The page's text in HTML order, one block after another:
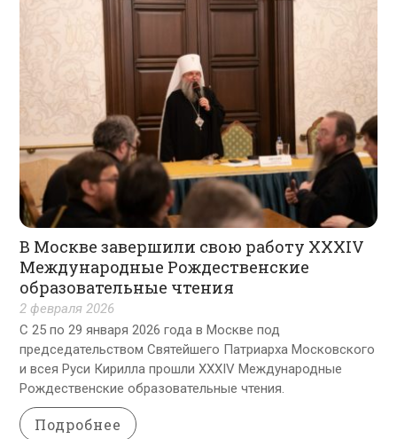
В Москве завершили свою работу XXXIV
Международные Рождественские
образовательные чтения
2 февраля 2026
С 25 по 29 января 2026 года в Москве под
председательством Святейшего Патриарха Московского
и всея Руси Кирилла прошли XXXIV Международные
Рождественские образовательные чтения.
Подробнее